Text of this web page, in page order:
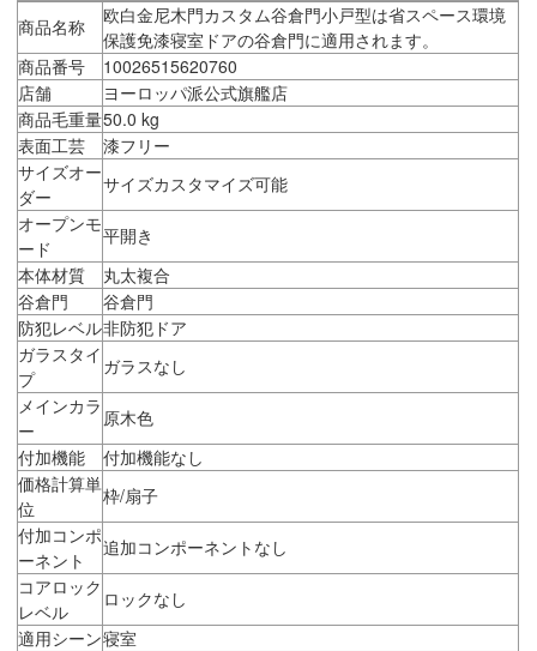
商品名称
欧白金尼木門カスタム谷倉門小戸型は省スペース環境
保護免漆寝室ドアの谷倉門に適用されます。
商品番号
10026515620760
店舗
ヨーロッパ派公式旗艦店
商品毛重量50.0 kg
表面工芸
漆フリー
サイズオー
ダー
サイズカスタマイズ可能
オープンモ
ード
平開き
本体材質
丸太複合
谷倉門
谷倉門
防犯レベル非防犯ドア
ガラスタイ
プ
ガラスなし
メインカラ
ー
原木色
付加機能
付加機能なし
価格計算単
位
枠/扇子
付加コンポ
ーネント
追加コンポーネントなし
コアロック
レベル
ロックなし
適用シーン寝室